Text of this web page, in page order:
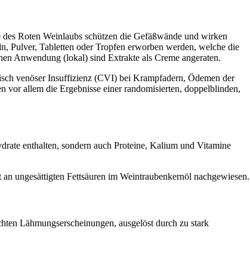
Roten Weinlaubs schützen die Gefäßwände und wirken
Pulver, Tabletten oder Tropfen erworben werden, welche die
Anwendung (lokal) sind Extrakte als Creme angeraten.
venöser Insuffizienz (CVI) bei Krampfadern, Ödemen der
allem die Ergebnisse einer randomisierten, doppelblinden,
enthalten, sondern auch Proteine, Kalium und Vitamine
ungesättigten Fettsäuren im Weintraubenkernöl nachgewiesen.
Lähmungserscheinungen, ausgelöst durch zu stark